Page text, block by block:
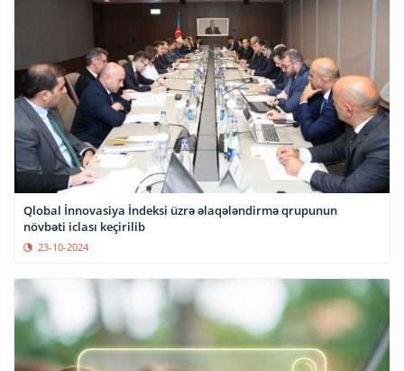
Qlobal İnnovasiya İndeksi üzrə əlaqələndirmə qrupunun
növbəti iclası keçirilib
23-10-2024